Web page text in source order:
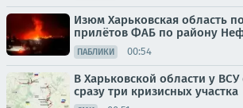
Изюм Харьковская область
прилётов ФАБ по району
ПАБЛИКИ 00:54
В Харьковской области у
сразу три кризисных участка